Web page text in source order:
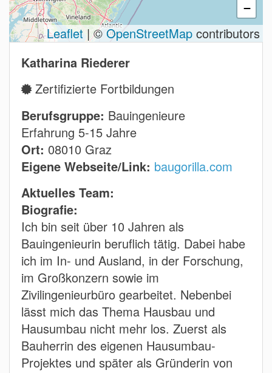
−
Leaflet | ©OpenStreetMap contributors
Katharina Riederer
Zertifizierte Fortbildungen
Berufsgruppe: Bauingenieure
Erfahrung 5-15 Jahre
Ort: 08010 Graz
Eigene Webseite/Link: baugorilla.com
Aktuelles Team:
Biografie:
Ich bin seit über 10 Jahren als
Bauingenieurin beruflich tätig. Dabei habe
ich im In- und Ausland, in der Forschung,
im Großkonzern sowie im
Zivilingenieurbüro gearbeitet. Nebenbei
lässt mich das Thema Hausbau und
Hausumbau nicht mehr los. Zuerst als
Bauherrin des eigenen Hausumbau-
Projektes und später als Gründerin von